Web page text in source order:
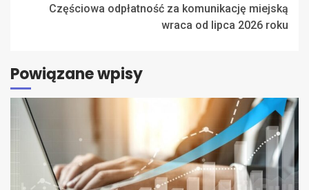
Częściowa odpłatność za komunikację miejską
wraca od lipca 2026 roku
Powiązane wpisy